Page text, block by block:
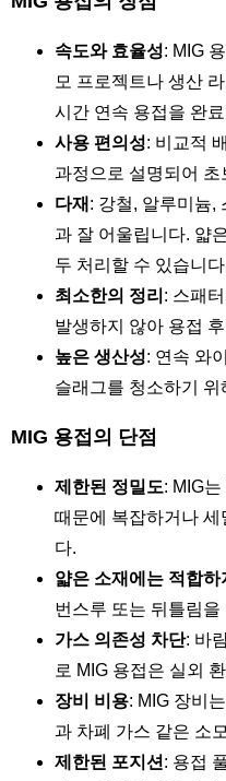
속도와 효율성: MIG
모 프로젝트나 생산
시간 연속 용접을 완
사용 편의성: 비교적
과정으로 설명되어
다재 : 강철, 알루미늄,
과 잘 어울립니다. 얇
두 처리할 수 있습니
최소한의 정리 : 스패
발생하지 않아 용접
높은 생산성: 연속 와
슬래그를 청소하기
MIG 용접의 단점
제한된 정밀도: MIG
때문에 복잡하거나 세
다.
얇은 소재에는 적합하
번스루 또는 뒤틀림
가스 의존성 차단: 바
로 MIG 용접은 실외
장비 비용: MIG 장비
과 차폐 가스 같은 소
제한된 포지션 : 용접